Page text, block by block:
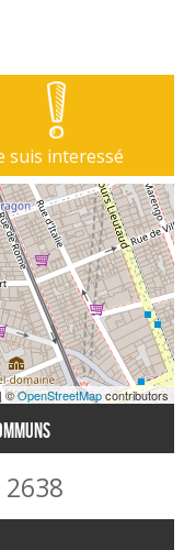
suis interessé
©OpenStreetMapcontributors
2638